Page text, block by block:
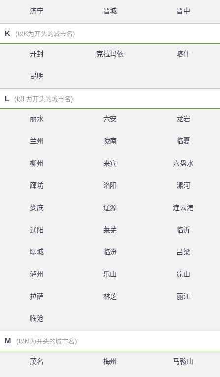
济宁 晋城 晋中
K (以K为开头的城市名)
开封 克拉玛依 喀什
昆明
L (以L为开头的城市名)
丽水 六安 龙岩
兰州 陇南 临夏
柳州 来宾 六盘水
廊坊 洛阳 漯河
娄底 辽源 连云港
辽阳 莱芜 临沂
聊城 临汾 吕梁
泸州 乐山 凉山
拉萨 林芝 丽江
临沧
M (以M为开头的城市名)
茂名 梅州 马鞍山